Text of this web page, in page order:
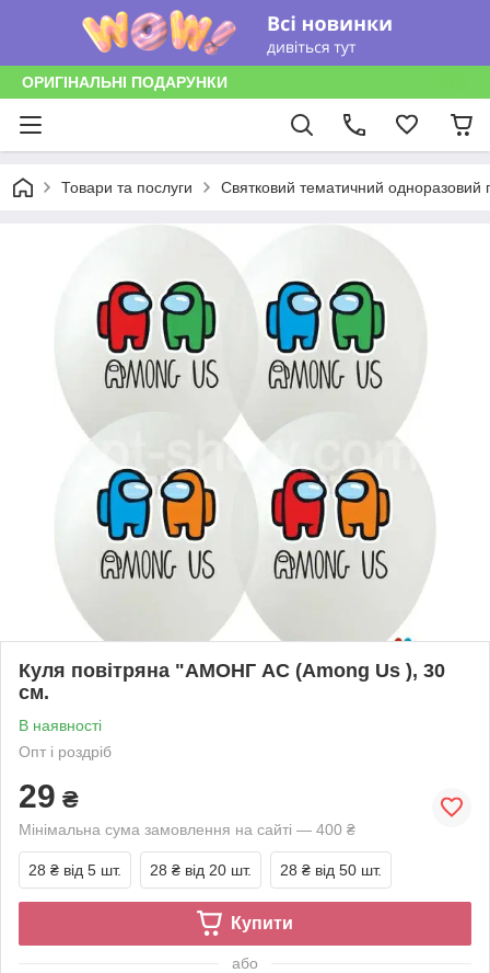
ОРИГІНАЛЬНІ ПОДАРУНКИ
Товари та послуги Святковий тематичний одноразовий
Куля повітряна "АМОНГ АС (Among Us ), 30
см.
В наявності
Опт і роздріб
29 ₴
Мінімальна сума замовлення на сайті — 400 ₴
28 ₴ від 5 шт. 28 ₴ від 20 шт. 28 ₴ від 50 шт.
Купити
або